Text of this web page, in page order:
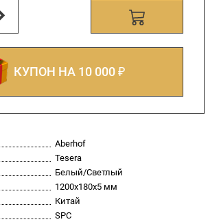
КУПОН НА 10 000 ₽
Aberhof
Tesera
Белый/Светлый
1200x180х5 мм
Китай
SPC